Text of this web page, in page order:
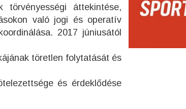
áttekintése,
való jogi és operatív
2017 júniusától
töretlen folytatását és
és érdeklődése